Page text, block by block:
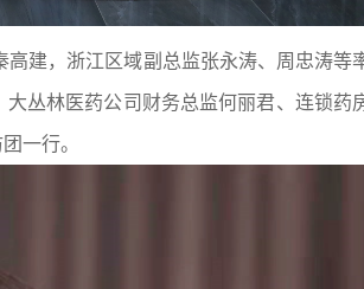
建，浙江区域副总监张永涛、周忠涛等
丛林医药公司财务总监何丽君、连锁药
一行。